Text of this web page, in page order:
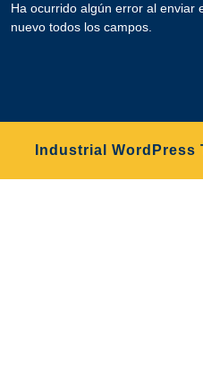
Ha ocurrido algún error al enviar
nuevo todos los campos.
Industrial WordPress